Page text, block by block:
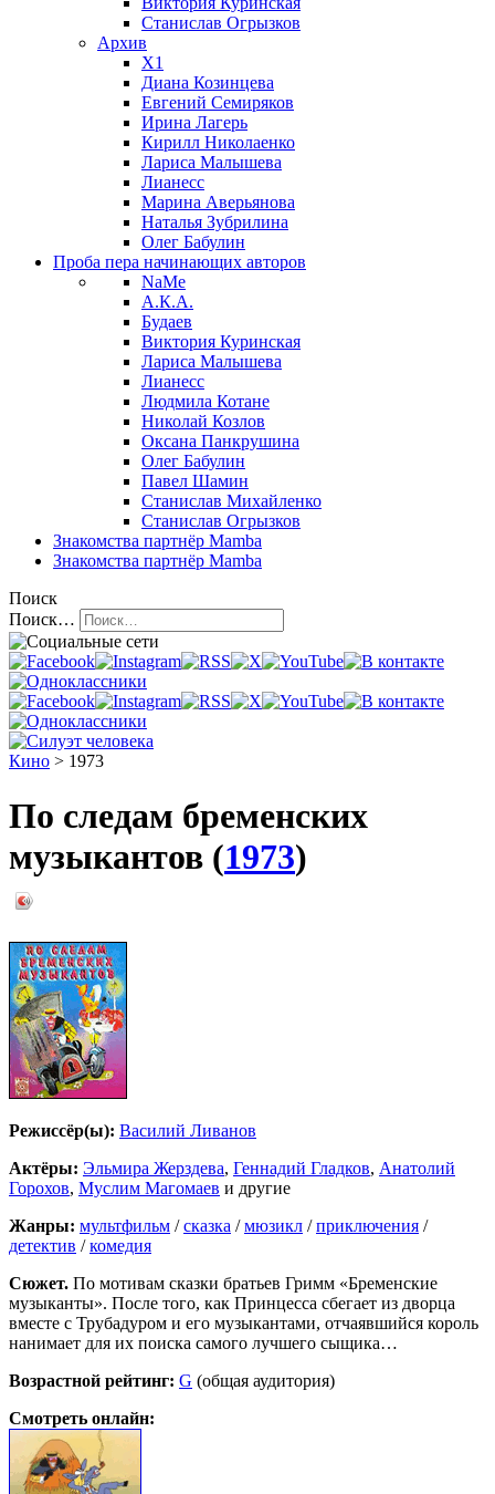
Станислав Огрызков
Архив
X1
Диана Козинцева
Евгений Семиряков
Ирина Лагерь
Кирилл Николаенко
Лариса Малышева
Лианесс
Марина Аверьянова
Наталья Зубрилина
Олег Бабулин
Проба пера начинающих авторов
NaMe
А.К.А.
Будаев
Виктория Куринская
Лариса Малышева
Лианесс
Людмила Котане
Николай Козлов
Оксана Панкрушина
Олег Бабулин
Павел Шамин
Станислав Михайленко
Станислав Огрызков
Знакомства партнёр Mamba
Знакомства партнёр Mamba
Поиск
Поиск…
Кино > 1973
По следам бременских
музыкантов (1973)
Режиссёр(ы): Василий Ливанов
Актёры: Эльмира Жерздева, Геннадий Гладков, Анатолий
Горохов, Муслим Магомаев и другие
Жанры: мультфильм /сказка /мюзикл /приключения /
детектив /комедия
Сюжет. По мотивам сказки братьев Гримм «Бременские
музыканты». После того, как Принцесса сбегает из дворца
вместе с Трубадуром и его музыкантами, отчаявшийся король
нанимает для их поиска самого лучшего сыщика…
Возрастной рейтинг: G (общая аудитория)
Смотреть онлайн: